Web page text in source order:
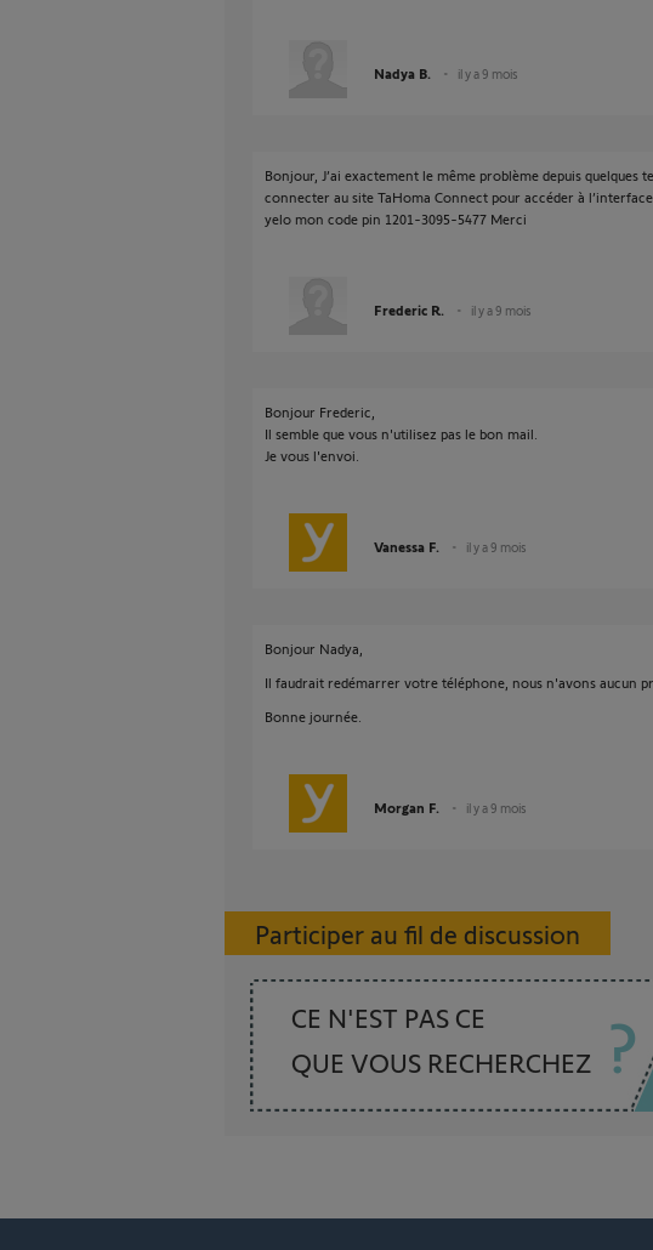
Nadya B. il y a 9 mois
Bonjour, J’ai exactement le même problème depuis quelques
connecter au site TaHoma Connect pour accéder à
yelo mon code pin 1201-3095-5477 Merci
Frederic R. il y a 9 mois
Bonjour Frederic,
Il semble que vous n'utilisez pas le bon mail.
Je vous l'envoi.
Vanessa F. il y a 9 mois
Bonjour Nadya,
Il faudrait redémarrer votre téléphone, nous n'avons aucun
Bonne journée.
Morgan F. il y a 9 mois
Participer au fil de discussion
CE N'EST PAS CE
QUE VOUS RECHERCHEZ